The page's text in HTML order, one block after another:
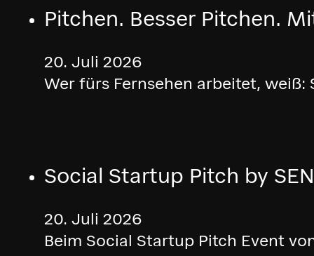
Pitchen. Besser Pitchen.
20. Juli 2026
Wer fürs Fernsehen arbeitet,
Social Startup Pitch by
20. Juli 2026
Beim Social Startup Pitch Event